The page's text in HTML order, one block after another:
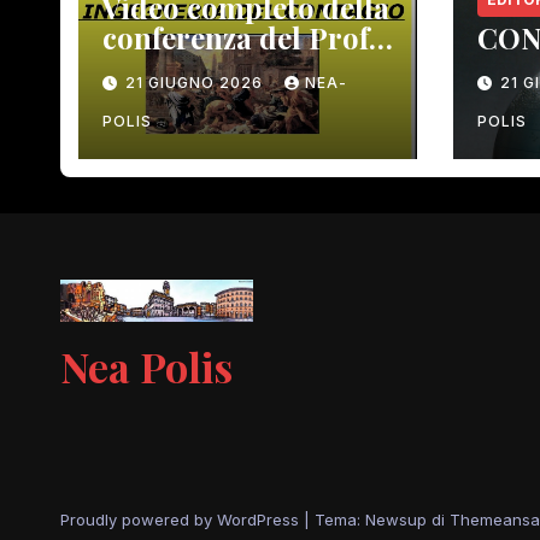
conferenza del Prof.
Macrì del 12 giugno
scorso
21 GIUGNO 2026 NEA-
POLIS
21
POLIS
Nea Polis
Proudly powered by WordPress Tema: Newsup di